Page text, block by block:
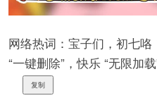
网络热词：宝子们，初七咯
“一键删除”，快乐 “无限加
复制